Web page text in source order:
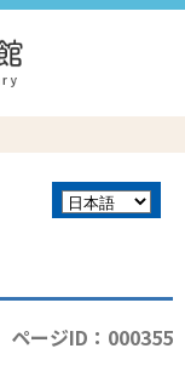
ページID：000355